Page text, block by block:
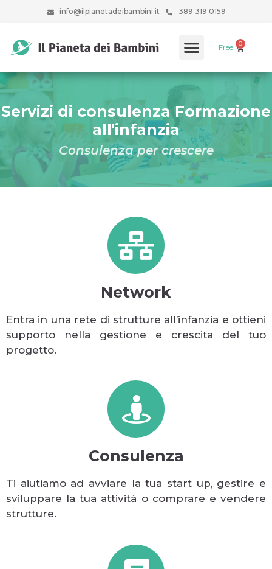
info@ilpianetadeibambini.it 389 319 0159
Free
Servizi di consulenza Formazione
all'infanzia
Consulenza per crescere
Network
Entra in una rete di strutture all’infanzia e ottieni
supporto nella gestione e crescita del tuo
progetto.
Consulenza
Ti aiutiamo ad avviare la tua start up, gestire e
sviluppare la tua attività o comprare e vendere
strutture.